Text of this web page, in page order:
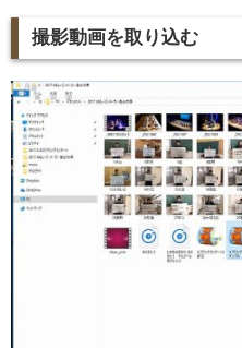
撮影動画を取り込む